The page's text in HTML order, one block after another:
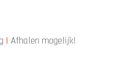
| Afhalen mogelijk!